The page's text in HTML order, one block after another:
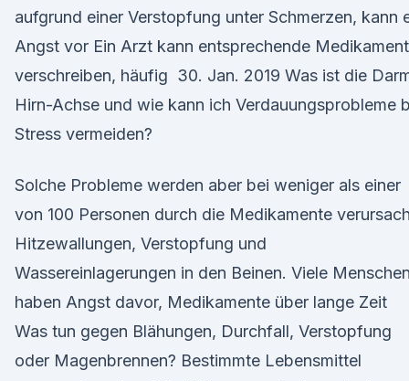
aufgrund einer Verstopfung unter Schmerzen, kann
Angst vor Ein Arzt kann entsprechende
verschreiben, häufig 30. Jan. 2019 Was ist die
Hirn-Achse und wie kann ich Verdauungsprobleme
Stress vermeiden?
Solche Probleme werden aber bei weniger als einer
von 100 Personen durch die Medikamente
Hitzewallungen, Verstopfung und
Wassereinlagerungen in den Beinen. Viele
haben Angst davor, Medikamente über lange Zeit
Was tun gegen Blähungen, Durchfall, Verstopfung
oder Magenbrennen? Bestimmte Lebensmittel